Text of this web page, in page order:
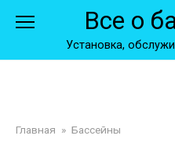
Все о
Установка,
Главная » Бассейны